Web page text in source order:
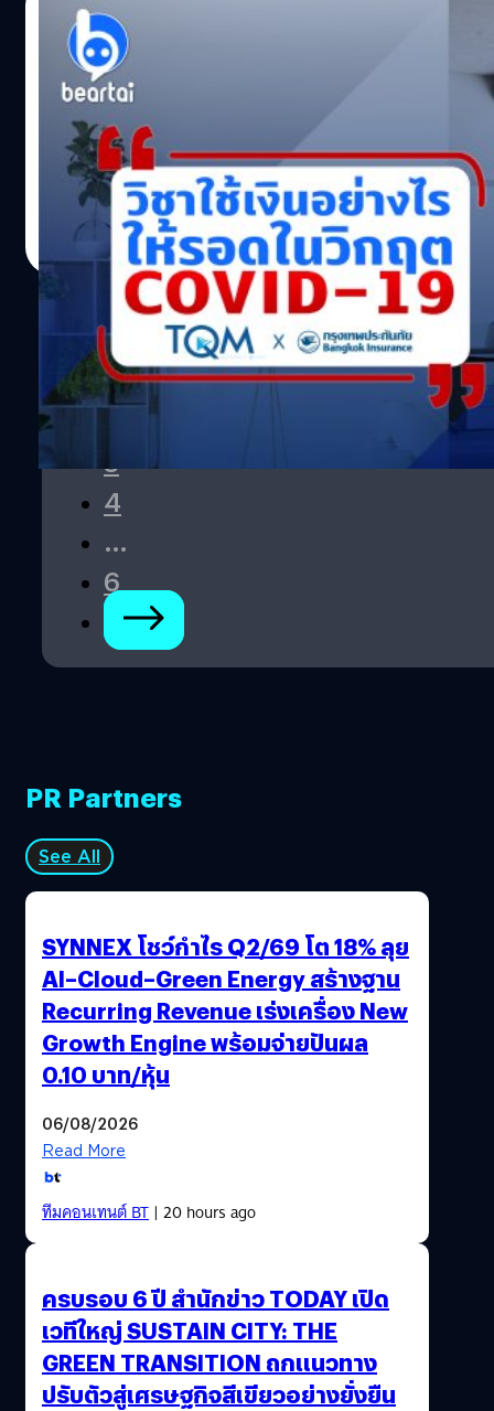
วิชาใช้เงินอย่างไรให้รอดในวิกฤต COVID-19
หนุ่ย พงศ์สุข หาคำตอบใน #วิชาใช้เงินอย่างไรให้รอดในวิ
https://www.facebook.com/beartai/videos/
lQ&__tn__=%2CO%2CP-R ทุกคน ทุกประเทศกำลังพยา
เกิดกระทบไปถึงคนทำงาน ทั้งที่เป็นพนักงานประจา รวมถึง
รายการ ดร.อัญชลิน พรรณนิภา ประธานบริษัท บริษัท ทีคิวเ
Totsapon Kritsadangphorn| 2290 days ago
1
3
4
…
6
PR Partners
See All
SYNNEX โชว์กำไร Q2/69 โต 18% ลุย
AI–Cloud–Green Energy สร้างฐาน
Recurring Revenue เร่งเครื่อง New
Growth Engine พร้อมจ่ายปันผล
0.10 บาท/หุ้น
06/08/2026
Read More
ทีมคอนเทนต์ BT| 20 hours ago
ครบรอบ 6 ปี สำนักข่าว TODAY เปิด
เวทีใหญ่ SUSTAIN CITY: THE
GREEN TRANSITION ถกแนวทาง
ปรับตัวสู่เศรษฐกิจสีเขียวอย่างยั่งยืน